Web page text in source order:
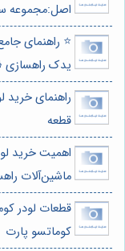
اصل:مجموعه
⭐️ راهنمای
یدک راهسازی
راهنمای خرید
قطعه
اهمیت خرید
ماشین‌آلات
قطعات لودر
کوماتسو پارت